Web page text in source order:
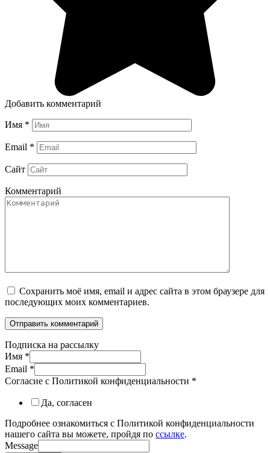
Добавить комментарий
Имя *
Email *
Сайт
Комментарий
Сохранить моё имя, email и адрес сайта в этом браузере для
последующих моих комментариев.
Подписка на рассылку
Имя *
Email *
Согласие с Политикой конфиденциальности *
Да, согласен
Подробнее ознакомиться с Политикой конфиденциальности
нашего сайта вы можете, пройдя по ссылке.
Message